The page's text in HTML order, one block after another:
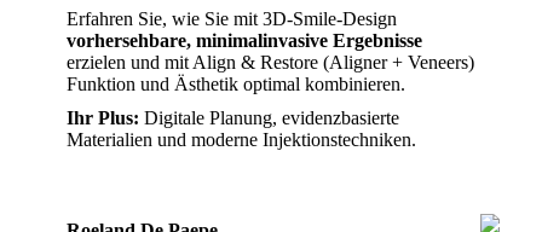
Erfahren Sie, wie Sie mit 3D-Smile-Design
vorhersehbare, minimalinvasive Ergebnisse
erzielen und mit Align & Restore (Aligner + Veneers)
Funktion und Ästhetik optimal kombinieren.
Ihr Plus: Digitale Planung, evidenzbasierte
Materialien und moderne Injektionstechniken.